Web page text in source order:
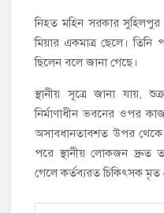
নিহত মহিন সরকার সুহিলপুর
মিয়ার একমাত্র ছেলে। তিনি
ছিলেন বলে জানা গেছে।
স্থানীয় সূত্রে জানা যায়,
নির্মাণাধীন ভবনের ওপর
অসাবধানতাবশত উপর
পরে স্থানীয় লোকজন দ্রুত
গেলে কর্তব্যরত চিকিৎসক